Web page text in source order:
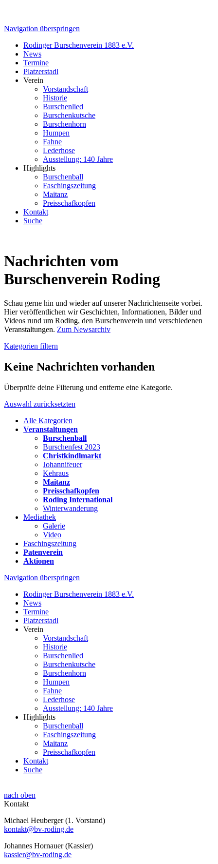
Navigation überspringen
Rodinger Burschenverein 1883 e.V.
News
Termine
Platzerstadl
Verein
Vorstandschaft
Historie
Burschenlied
Burschenkutsche
Burschenhorn
Humpen
Fahne
Lederhose
Ausstellung: 140 Jahre
Highlights
Burschenball
Faschingszeitung
Maitanz
Preisschafkopfen
Kontakt
Suche
Nachrichten vom
Burschenverein Roding
Schau gerne hin und wieder auf unserer Nachrichtenseite vorbei.
Hier veröffentlichen wir Geschichten, Informationen, Bilder und
Videos rund um Roding, den Burschenverein und verschiedenen
Veranstaltungen. Zum Newsarchiv
Kategorien filtern
Keine Nachrichten vorhanden
Überprüfe deine Filterung und entferne eine Kategorie.
Auswahl zurücksetzten
Alle Kategorien
Veranstaltungen
Burschenball
Burschenfest 2023
Christkindlmarkt
Johannifeuer
Kehraus
Maitanz
Preisschafkopfen
Roding International
Winterwanderung
Mediathek
Galerie
Video
Faschingszeitung
Patenverein
Aktionen
Navigation überspringen
Rodinger Burschenverein 1883 e.V.
News
Termine
Platzerstadl
Verein
Vorstandschaft
Historie
Burschenlied
Burschenkutsche
Burschenhorn
Humpen
Fahne
Lederhose
Ausstellung: 140 Jahre
Highlights
Burschenball
Faschingszeitung
Maitanz
Preisschafkopfen
Kontakt
Suche
nach oben
Kontakt
Michael Heuberger (1. Vorstand)
kontakt@bv-roding.de
Johannes Hornauer (Kassier)
kassier@bv-roding.de